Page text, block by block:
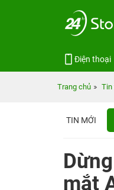
Điện thoại
Trang chủ Tin
TIN MỚI
mắt